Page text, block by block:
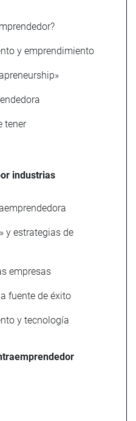
y emprendimiento
tener
industrias
y estrategias de
empresas
fuente de éxito
y tecnología